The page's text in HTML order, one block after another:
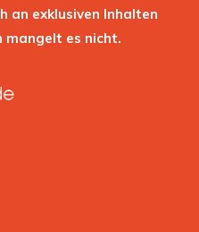
an exklusiven Inhalten
mangelt es nicht.